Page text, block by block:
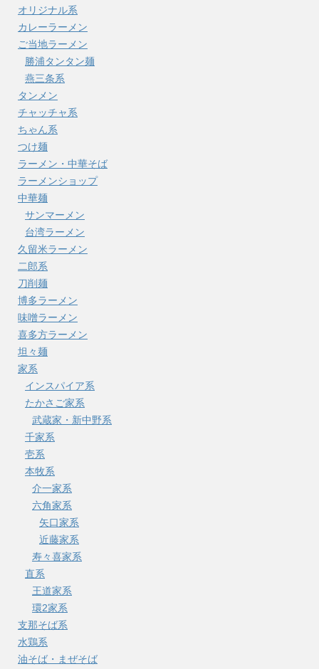
オリジナル系
カレーラーメン
ご当地ラーメン
勝浦タンタン麺
燕三条系
タンメン
チャッチャ系
ちゃん系
つけ麺
ラーメン・中華そば
ラーメンショップ
中華麺
サンマーメン
台湾ラーメン
久留米ラーメン
二郎系
刀削麺
博多ラーメン
味噌ラーメン
喜多方ラーメン
坦々麺
家系
インスパイア系
たかさご家系
武蔵家・新中野系
千家系
壱系
本牧系
介一家系
六角家系
矢口家系
近藤家系
寿々喜家系
直系
王道家系
環2家系
支那そば系
水鶏系
油そば・まぜそば